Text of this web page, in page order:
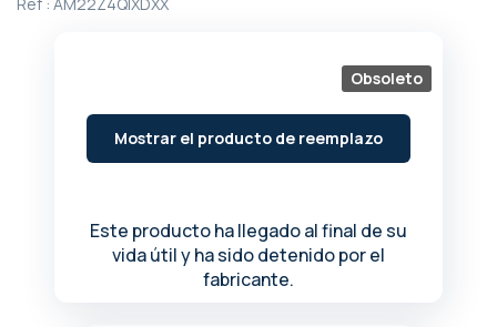
Obsoleto
Mostrar el producto de reemplazo
Este producto ha llegado al final de su
vida útil y ha sido detenido por el
fabricante.
comienzo
imágenes